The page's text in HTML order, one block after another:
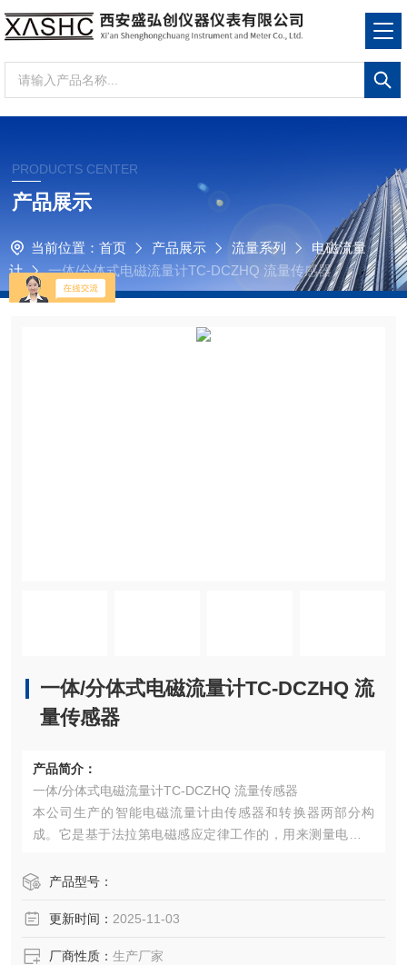
PRODUCTS CENTER
产品展示
当前位置： 首页 产品展示 流量系列
电磁流量
计
一体/分体式电磁流量计TC-DCZHQ 流量传感器
一体/分体式电磁流量计TC-DCZHQ 流
量传感器
产品简介：
一体/分体式电磁流量计TC-DCZHQ 流量传感器
本公司生产的智能电磁流量计由传感器和转换器两部分构
成。它是基于法拉第电磁感应定律工作的，用来测量电导率
流量的感应式仪表。
产品型号：
更新时间： 2025-11-03
厂商性质： 生产厂家